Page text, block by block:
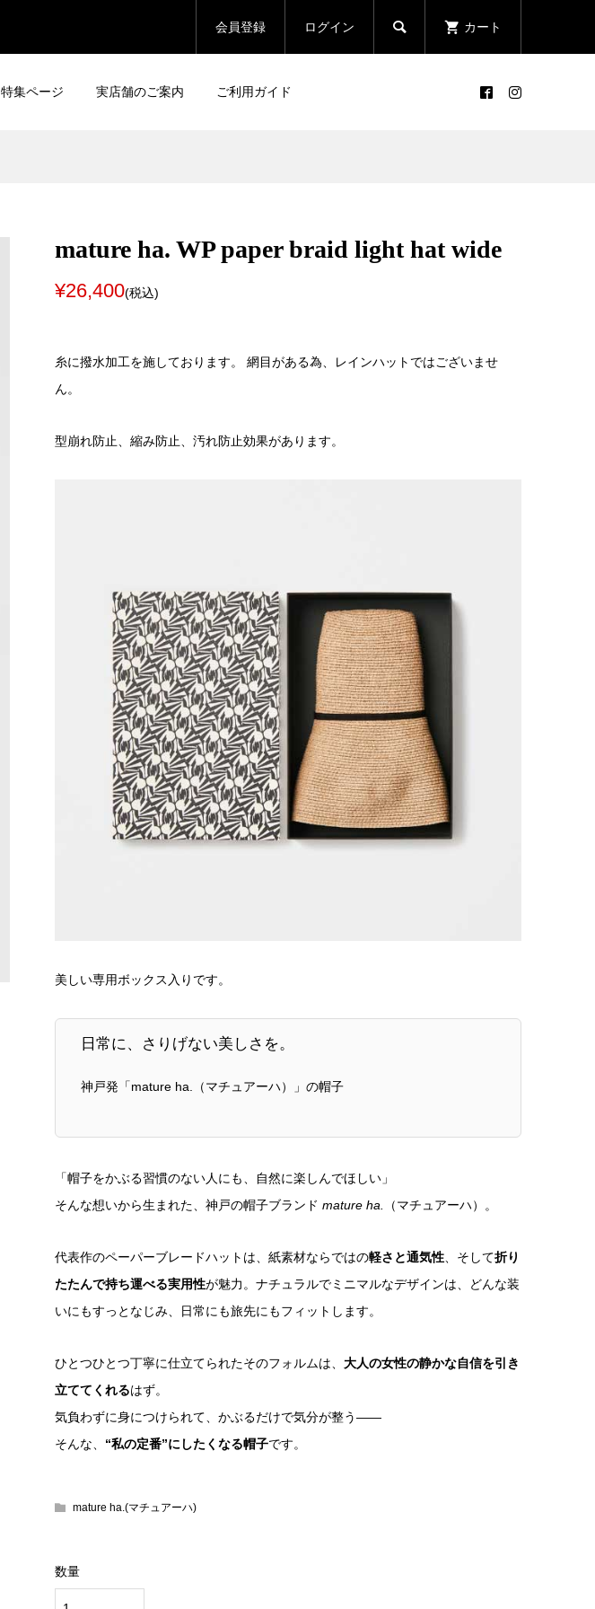
会員登録 ログイン  カート
特集ページ 実店舗のご案内 ご利用ガイド
mature ha. WP paper braid light hat wide
¥26,400(税込)
糸に撥水加工を施しております。 網目がある為、レインハットではございませ
ん。
型崩れ防止、縮み防止、汚れ防止効果があります。
美しい専用ボックス入りです。
日常に、さりげない美しさを。
神戸発「mature ha.（マチュアーハ）」の帽子
「帽子をかぶる習慣のない人にも、自然に楽しんでほしい」
そんな想いから生まれた、神戸の帽子ブランド mature ha. （マチュアーハ）。
代表作のペーパーブレードハットは、紙素材ならではの軽さと通気性、そして折り
たたんで持ち運べる実用性が魅力。ナチュラルでミニマルなデザインは、どんな装
いにもすっとなじみ、日常にも旅先にもフィットします。
ひとつひとつ丁寧に仕立てられたそのフォルムは、 大人の女性の静かな自信を引き
立ててくれるはず。
気負わずに身につけられて、かぶるだけで気分が整う——
そんな、 “私の定番”にしたくなる帽子です。
mature ha.(マチュアーハ)
数量